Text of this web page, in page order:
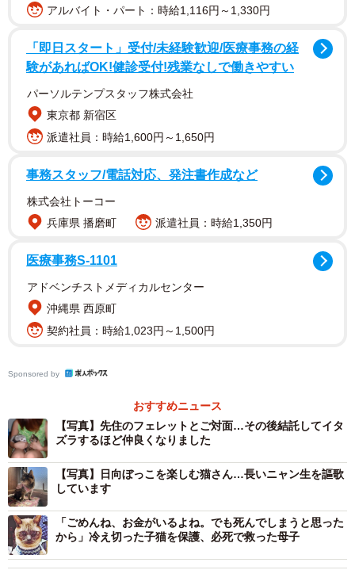
家に来た当初
事情を知った飼い主さんは、すぐに動物病院へ。生後3カ月
風邪が酷かった。目は酷い結膜炎。両目とも失明するかも
しれないと言われました」
通院治療により両目の失明は避けられたが、右目は失明。
だが、他に大きな病気を患うことなく、カーテン登りを楽
しめるほど元気になった。
当時、自宅には先住フェレットが2匹いたため、飼い主さん
アルバイト・パート：時給1,116円～1,330円
「即日スタート」受付/未経験歓迎/医療事務の経
験があればOK!健診受付!残業なしで働きやすい
パーソルテンプスタッフ株式会社
東京都 新宿区
派遣社員：時給1,600円～1,650円
事務スタッフ/電話対応、発注書作成など
株式会社トーコー
兵庫県 播磨町
派遣社員：時給1,350円
医療事務S-1101
アドベンチストメディカルセンター
沖縄県 西原町
契約社員：時給1,023円～1,500円
Sponsored by
おすすめニュース
【写真】先住のフェレットとご対面…その後結託してイタ
ズラするほど仲良くなりました
【写真】日向ぼっこを楽しむ猫さん…長いニャン生を謳歌
しています
「ごめんね、お金がいるよね。でも死んでしまうと思った
から」冷え切った子猫を保護、必死で救った母子